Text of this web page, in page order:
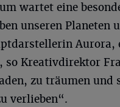
wartet eine
unseren Planeten
Aurora,
so Kreativdirektor
zu träumen und
verlieben“.